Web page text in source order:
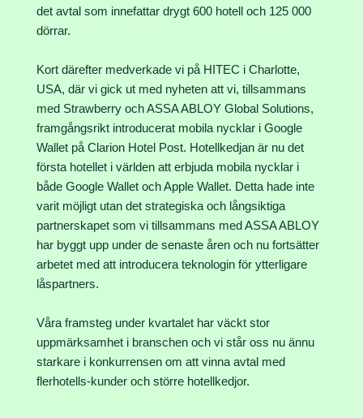
det avtal som innefattar drygt 600 hotell och 125 000
dörrar.
Kort därefter medverkade vi på HITEC i Charlotte,
USA, där vi gick ut med nyheten att vi, tillsammans
med Strawberry och ASSA ABLOY Global Solutions,
framgångsrikt introducerat mobila nycklar i Google
Wallet på Clarion Hotel Post. Hotellkedjan är nu det
första hotellet i världen att erbjuda mobila nycklar i
både Google Wallet och Apple Wallet. Detta hade inte
varit möjligt utan det strategiska och långsiktiga
partnerskapet som vi tillsammans med ASSA ABLOY
har byggt upp under de senaste åren och nu fortsätter
arbetet med att introducera teknologin för ytterligare
låspartners.
Våra framsteg under kvartalet har väckt stor
uppmärksamhet i branschen och vi står oss nu ännu
starkare i konkurrensen om att vinna avtal med
flerhotells-kunder och större hotellkedjor.